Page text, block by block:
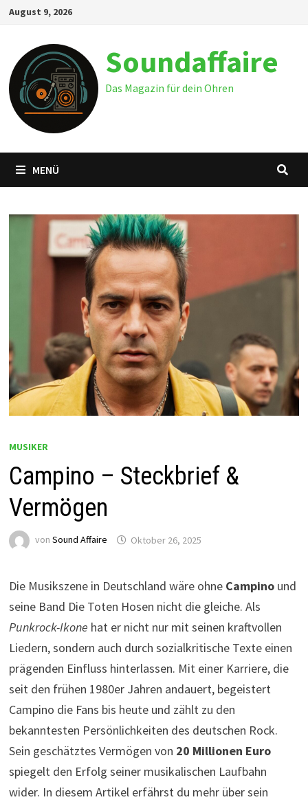
Zum
springen
August 9, 2026
Soundaffaire
Das Magazin für dein Ohren
MENÜ
MUSIKER
Campino – Steckbrief &
Vermögen
von Sound Affaire Oktober 26, 2025
Die Musikszene in Deutschland wäre ohne Campinound
seine Band Die Toten Hosen nicht die gleiche. Als
Punkrock-Ikone hat er nicht nur mit seinen kraftvollen
Liedern, sondern auch durch sozialkritische Texte einen
prägenden Einfluss hinterlassen. Mit einer Karriere, die
seit den frühen 1980er Jahren andauert, begeistert
Campino die Fans bis heute und zählt zu den
bekanntesten Persönlichkeiten des deutschen Rock.
Sein geschätztes Vermögen von 20 Millionen Euro
spiegelt den Erfolg seiner musikalischen Laufbahn
wider. In diesem Artikel erfährst du mehr über sein